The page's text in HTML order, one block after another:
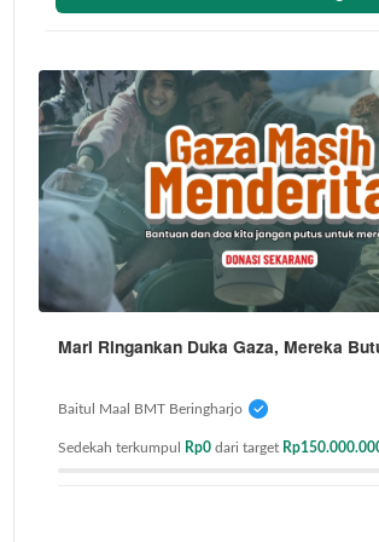
Mari Ringankan Duka Gaza, Mereka
Baitul Maal BMT Beringharjo
Sedekah terkumpul Rp0 dari target